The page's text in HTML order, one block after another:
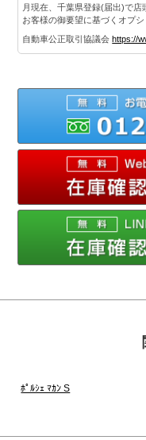
月現在、千葉県登録(届出)で店
お客様の御要望に基づくオプ
自動車公正取引協議会https://
ﾎﾟﾙｼｪ ﾏｶﾝ S